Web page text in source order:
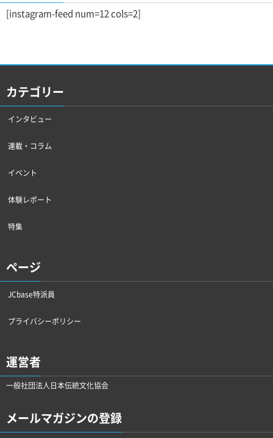
[instagram-feed num=12 cols=2]
カテゴリー
インタビュー
連載・コラム
イベント
体験レポート
特集
ページ
JCbase特派員
プライバシーポリシー
運営者
一般社団法人日本伝統文化協会
メールマガジンの登録